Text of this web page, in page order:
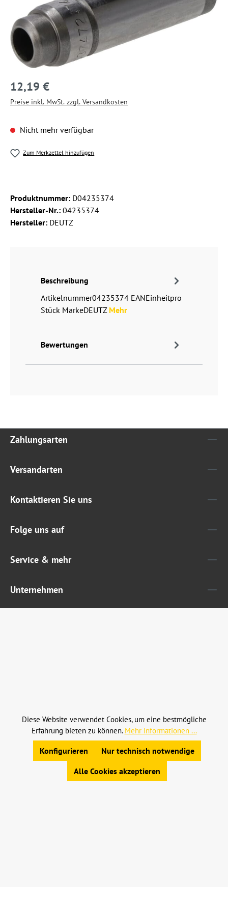
12,19 €
Preise inkl. MwSt. zzgl. Versandkosten
Nicht mehr verfügbar
Zum Merkzettel hinzufügen
Produktnummer: D04235374
Hersteller-Nr.: 04235374
Hersteller: DEUTZ
Beschreibung
Artikelnummer04235374 EANEinheitpro
Stück MarkeDEUTZ Mehr
Bewertungen
Zahlungsarten
Versandarten
Kontaktieren Sie uns
Folge uns auf
Service & mehr
Unternehmen
© 2023 Leinweber Landtechnik GmbH & Co. KG
Allgemeine Geschäftsbedingungen|
Widerrufsbelehrung
Impressum
Diese Website verwendet Cookies, um eine bestmögliche
Erfahrung bieten zu können. Mehr Informationen ...
Nur technisch notwendige
Konfigurieren
Alle Cookies akzeptieren